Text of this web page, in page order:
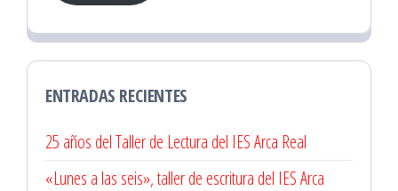
ENTRADAS RECIENTES
25 años del Taller de Lectura del IES Arca Real
«Lunes a las seis», taller de escritura del IES Arca